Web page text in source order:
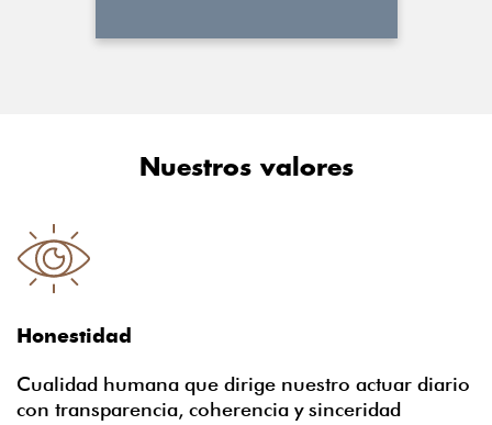
Nuestros valores
Honestidad
Cualidad humana que dirige nuestro actuar diario
con transparencia, coherencia y sinceridad